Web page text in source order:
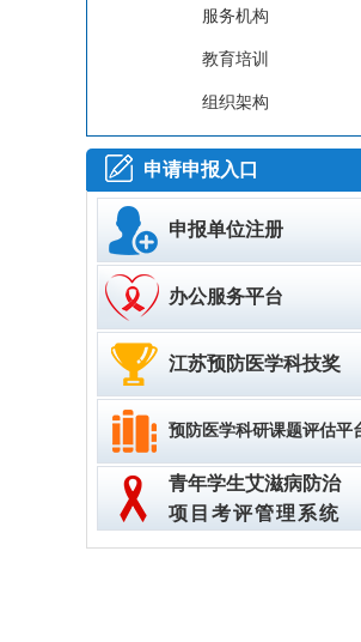
服务机构
教育培训
组织架构
申请申报入口
申报单位注册
办公服务平台
江苏预防医学科技奖
预防医学科研课题评估平
青年学生艾滋病防治
项目考评管理系统